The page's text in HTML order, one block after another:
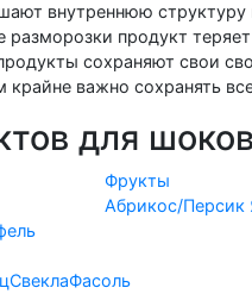
внутреннюю
разморозки продукт
сохраняют свои
важно сохранять
для
СвеклаФасоль
Фрукты
Абрикос/Персик